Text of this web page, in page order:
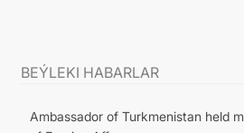
BEÝLEKI HABARLAR
Ambassador of Turkmenistan held